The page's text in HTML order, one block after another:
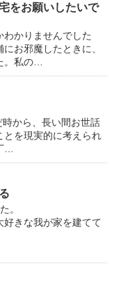
をお願いしたいで
かりませんでした
お邪魔したときに、
。私の…
から、長い間お世話
とを現実的に考えられ
…
。
きな我が家を建てて